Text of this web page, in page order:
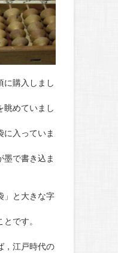
に購入しまし
眺めていまし
に入っていま
墨で書き込ま
と大きな字
です。
，江戸時代の